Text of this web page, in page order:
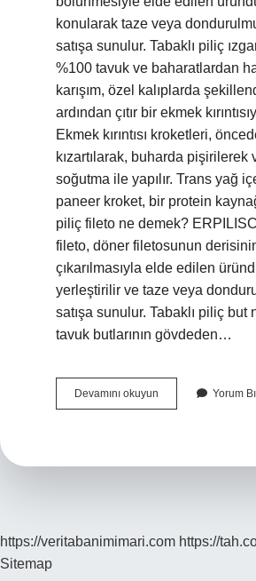
konularak taze veya
satışa sunulur. Tabaklı piliç
%100 tavuk ve baharatlardan
karışım, özel kalıplarda
ardından çıtır bir ekmek
Ekmek kırıntısı kroketleri,
kızartılarak, buharda pişirilerek
soğutma ile yapılır. Trans yağ
paneer kroket, bir protein
piliç fileto ne demek?
fileto, döner filetosunun
çıkarılmasıyla elde edilen
yerleştirilir ve taze veya
satışa sunulur. Tabaklı piliç but
tavuk butlarının gövdeden…
Devamını okuyun
Pilic
Yorum
https://veritabanimimari.com https://
Sitemap